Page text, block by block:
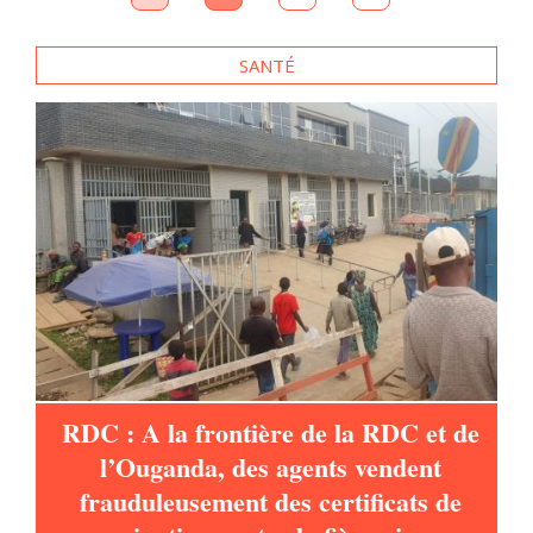
SANTÉ
RDC : A la frontière de la RDC et de
l’Ouganda, des agents vendent
frauduleusement des certificats de